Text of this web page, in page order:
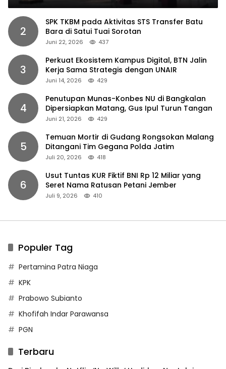
2
SPK TKBM pada Aktivitas STS Transfer Batu
Bara di Satui Tuai Sorotan
Juni 22, 2026 437
3
Perkuat Ekosistem Kampus Digital, BTN Jalin
Kerja Sama Strategis dengan UNAIR
Juni 14, 2026 429
4
Penutupan Munas-Konbes NU di Bangkalan
Dipersiapkan Matang, Gus Ipul Turun Tangan
Juni 21, 2026 429
5
Temuan Mortir di Gudang Rongsokan Malang
Ditangani Tim Gegana Polda Jatim
Juli 20, 2026 418
6
Usut Tuntas KUR Fiktif BNI Rp 12 Miliar yang
Seret Nama Ratusan Petani Jember
Juli 9, 2026 410
Populer Tag
Pertamina Patra Niaga
KPK
Prabowo Subianto
Khofifah Indar Parawansa
PGN
Terbaru